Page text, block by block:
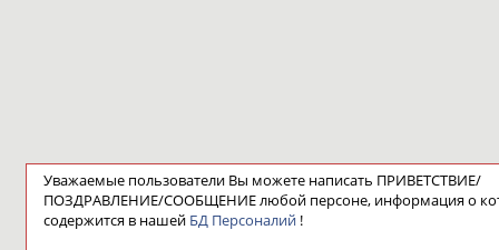
Уважаемые пользователи Вы можете написать ПРИВЕТСТВИЕ/
ПОЗДРАВЛЕНИЕ/СООБЩЕНИЕ любой персоне, информация о
содержится в нашей БД Персоналий !